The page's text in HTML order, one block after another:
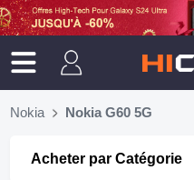
Nokia Nokia G60 5G
Acheter par Catégorie